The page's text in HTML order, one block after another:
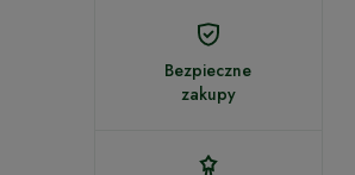
Bezpieczne
zakupy